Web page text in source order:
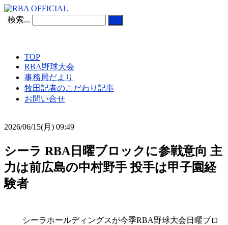
検索...
TOP
RBA野球大会
事務局だより
牧田記者のこだわり記事
お問い合せ
2026/06/15(月) 09:49
シーラ RBA日曜ブロックに参戦意向 主
力は前広島の中村野手 投手は甲子園経
験者
シーラホールディングスが今季RBA野球大会日曜ブロ